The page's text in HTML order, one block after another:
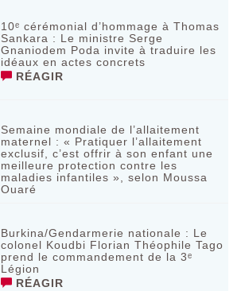
10ᵉ cérémonial d’hommage à Thomas
Sankara : Le ministre Serge
Gnaniodem Poda invite à traduire les
idéaux en actes concrets
RÉAGIR
Semaine mondiale de l’allaitement
maternel : « Pratiquer l’allaitement
exclusif, c’est offrir à son enfant une
meilleure protection contre les
maladies infantiles », selon Moussa
Ouaré
Burkina/Gendarmerie nationale : Le
colonel Koudbi Florian Théophile Tago
prend le commandement de la 3ᵉ
Légion
RÉAGIR